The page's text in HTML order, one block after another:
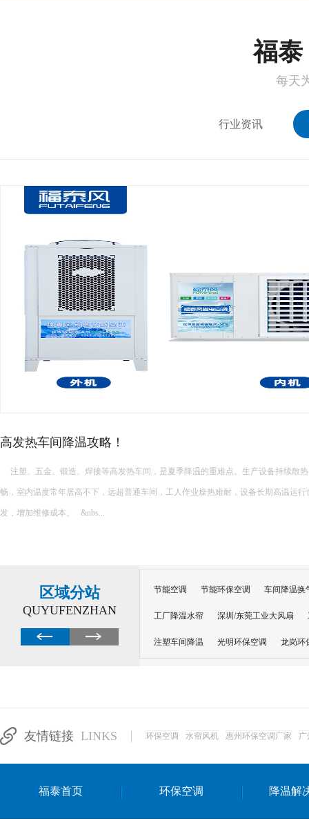
福泰
每天
行业资讯
厂房高温降温常见的降温设备…
厂房高温降温常见的降温设备有哪些 厂房高温降温常见的降温设备多种多样，每种设备都有其独特的功能和适
用场景。以下是一些常见的厂房降温设备： 中央空调： 功能：制冷降温。 ...
区域分站
QUYUFENZHAN
节能空调 节能环保空调 车间降温换
工厂降温水帘 深圳/东莞工业大风扇
注塑车间降温 光明环保空调 龙岗环
达州工业省电安装
友情链接 LINKS 环保空调 水帘风机 惠州环保空调厂家 广
福泰首页 环保空调 降温解